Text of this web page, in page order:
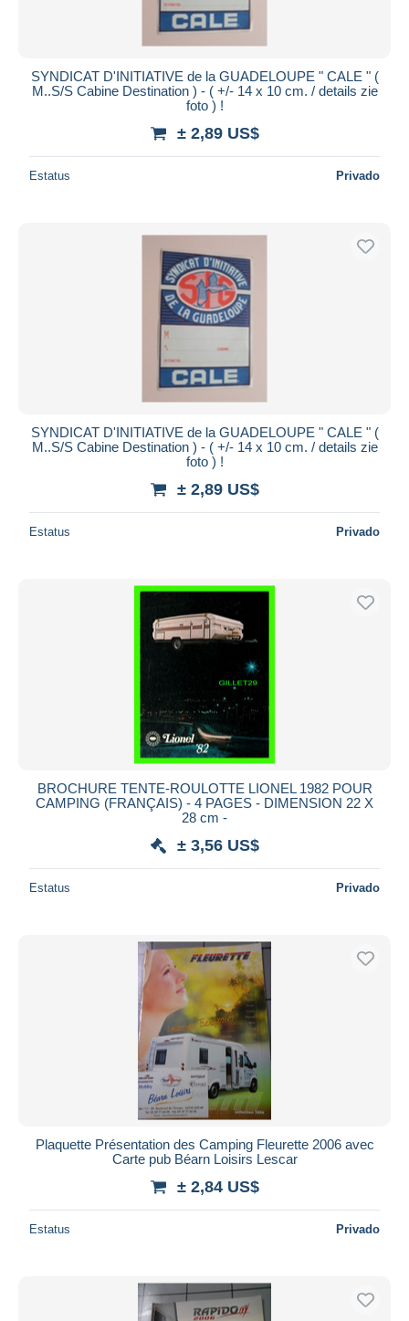
SYNDICAT D'INITIATIVE de la GUADELOUPE " CALE " (
M..S/S Cabine Destination ) - ( +/- 14 x 10 cm. / details zie
foto ) !
± 2,89 US$
Estatus Privado
SYNDICAT D'INITIATIVE de la GUADELOUPE " CALE " (
M..S/S Cabine Destination ) - ( +/- 14 x 10 cm. / details zie
foto ) !
± 2,89 US$
Estatus Privado
BROCHURE TENTE-ROULOTTE LIONEL 1982 POUR
CAMPING (FRANÇAIS) - 4 PAGES - DIMENSION 22 X
28 cm -
± 3,56 US$
Estatus Privado
Plaquette Présentation des Camping Fleurette 2006 avec
Carte pub Béarn Loisirs Lescar
± 2,84 US$
Estatus Privado